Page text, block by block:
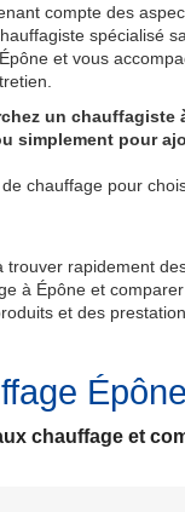
compte des
spécialisé
et vous
un
simplement pour
chauffage pour
rapidement
à Épône et
et des
chauffage et